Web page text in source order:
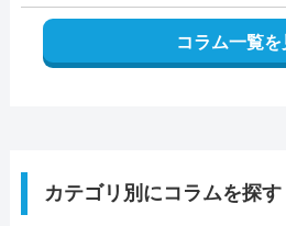
コラム一覧を
カテゴリ別にコラムを探す